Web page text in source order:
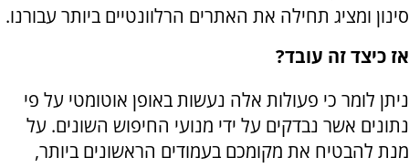
סינון ומציג תחילה את האתרים הרלוונטיים ביותר עבורנו.
אז כיצד זה עובד?
ניתן לומר כי פעולות אלה נעשות באופן אוטומטי על פי
נתונים אשר נבדקים על ידי מנועי החיפוש השונים. על
מנת להבטיח את מקומכם בעמודים הראשונים ביותר,